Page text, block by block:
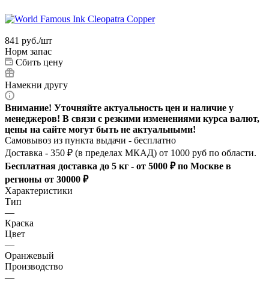
841 руб./шт
Норм запас
Сбить цену
Намекни другу
Внимание! Уточняйте актуальность цен и наличие у
менеджеров! В связи с резкими изменениями курса валют,
цены на сайте могут быть не актуальными!
Самовывоз из пункта выдачи - бесплатно
Доставка - 350 ₽ (в пределах МКАД) от 1000 руб по области.
Бесплатная доставка до 5 кг - от 5000 ₽ по Москве в
регионы от 30000 ₽
Характеристики
Тип
—
Краска
Цвет
—
Оранжевый
Производство
—